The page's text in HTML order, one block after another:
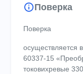
Поверка
Поверка
осуществляется
60337-15
токовихревые